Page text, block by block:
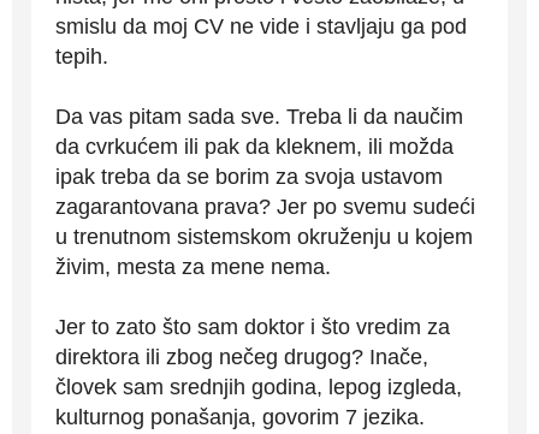
smislu da moj CV ne vide i stavljaju ga pod
tepih.
Da vas pitam sada sve. Treba li da naučim
da cvrkućem ili pak da kleknem, ili možda
ipak treba da se borim za svoja ustavom
zagarantovana prava? Jer po svemu sudeći
u trenutnom sistemskom okruženju u kojem
živim, mesta za mene nema.
Jer to zato što sam doktor i što vredim za
direktora ili zbog nečeg drugog? Inače,
človek sam srednjih godina, lepog izgleda,
kulturnog ponašanja, govorim 7 jezika.